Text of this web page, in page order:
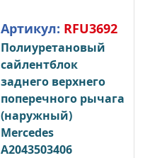
Артикул: RFU3692
Полиуретановый
сайлентблок
заднего верхнего
поперечного рычага
(наружный)
Mercedes
A2043503406